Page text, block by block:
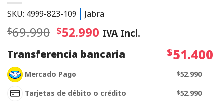
SKU: 4999-823-109 Jabra
$69.990 $52.990 IVA Incl.
Transferencia bancaria
$51.400
Mercado Pago $52.990
Tarjetas de débito o crédito
$52.990